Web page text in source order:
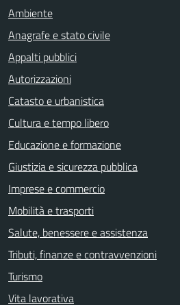
Ambiente
Anagrafe e stato civile
Appalti pubblici
Autorizzazioni
Catasto e urbanistica
Cultura e tempo libero
Educazione e formazione
Giustizia e sicurezza pubblica
Imprese e commercio
Mobilità e trasporti
Salute, benessere e assistenza
Tributi, finanze e contravvenzioni
Turismo
Vita lavorativa